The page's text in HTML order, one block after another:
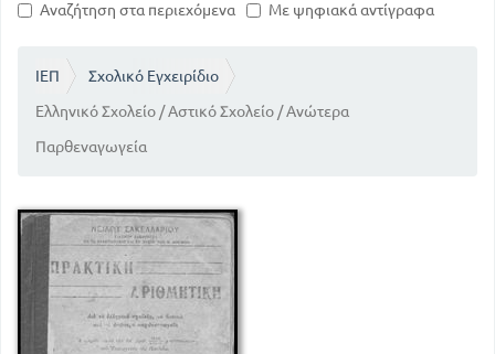
Αναζήτηση στα περιεχόμενα Με ψηφιακά αντίγραφα
ΙΕΠ
Σχολικό Εγχειρίδιο
Ελληνικό Σχολείο / Αστικό Σχολείο / Ανώτερα
Παρθεναγωγεία